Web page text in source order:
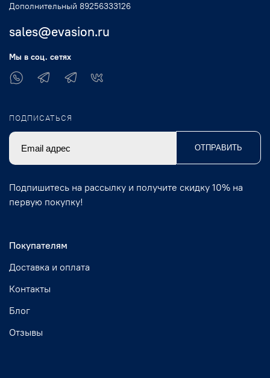
Покупателям
Доставка и оплата
Контакты
Блог
Отзывы
Дополнительный 89256333126
sales@evasion.ru
Мы в соц. сетях
ПОДПИСАТЬСЯ
ОТПРАВИТЬ
Подпишитесь на рассылку и получите скидку 10% на
первую покупку!